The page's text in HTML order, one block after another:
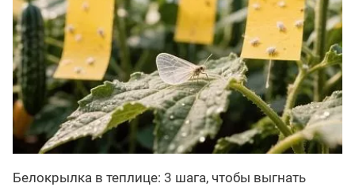
Белокрылка в теплице: 3 шага, чтобы выгнать